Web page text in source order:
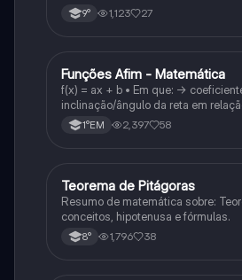
9° 1,123 27
Matematica
Funções Afim - Matemática
f(x) = ax + b • Em que: ->
inclinação/ângulo da reta em
variável: a b → coeficiente linear
eixo y).
1°EM 2,397 58
Matematica
Teorema de Pitágoras
Resumo de matemática sobre:
conceitos, hipotenusa e fórmulas.
8° 1,796 38